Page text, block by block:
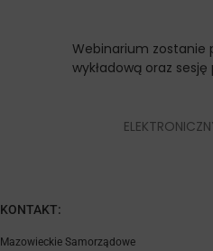
Webinarium zostanie
wykładową oraz
KONTAKT:
Mazowieckie Samorządowe